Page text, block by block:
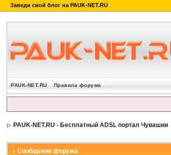
PAUK-NET.RU Правила форума
PAUK-NET.RU - Бесплатный ADSL портал Чувашии
Сообщение форума